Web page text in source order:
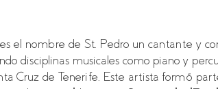
el nombre de St. Pedro un cantante y
disciplinas musicales como piano y
Cruz de Tenerife. Este artista formó